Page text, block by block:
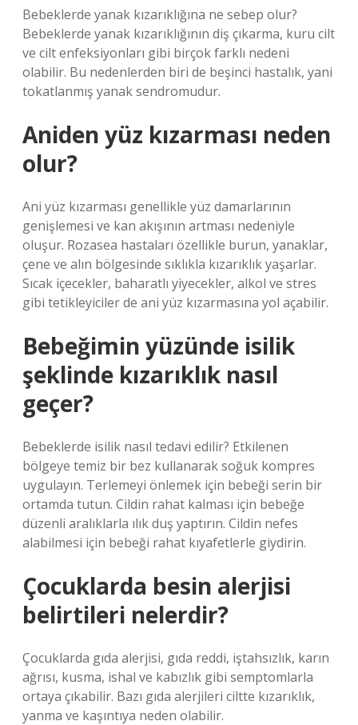
Bebeklerde yanak kızarıklığına ne sebep olur?
Bebeklerde yanak kızarıklığının diş çıkarma, kuru cilt
ve cilt enfeksiyonları gibi birçok farklı nedeni
olabilir. Bu nedenlerden biri de beşinci hastalık, yani
tokatlanmış yanak sendromudur.
Aniden yüz kızarması neden
olur?
Ani yüz kızarması genellikle yüz damarlarının
genişlemesi ve kan akışının artması nedeniyle
oluşur. Rozasea hastaları özellikle burun, yanaklar,
çene ve alın bölgesinde sıklıkla kızarıklık yaşarlar.
Sıcak içecekler, baharatlı yiyecekler, alkol ve stres
gibi tetikleyiciler de ani yüz kızarmasına yol açabilir.
Bebeğimin yüzünde isilik
şeklinde kızarıklık nasıl
geçer?
Bebeklerde isilik nasıl tedavi edilir? Etkilenen
bölgeye temiz bir bez kullanarak soğuk kompres
uygulayın. Terlemeyi önlemek için bebeği serin bir
ortamda tutun. Cildin rahat kalması için bebeğe
düzenli aralıklarla ılık duş yaptırın. Cildin nefes
alabilmesi için bebeği rahat kıyafetlerle giydirin.
Çocuklarda besin alerjisi
belirtileri nelerdir?
Çocuklarda gıda alerjisi, gıda reddi, iştahsızlık, karın
ağrısı, kusma, ishal ve kabızlık gibi semptomlarla
ortaya çıkabilir. Bazı gıda alerjileri ciltte kızarıklık,
yanma ve kaşıntıya neden olabilir.